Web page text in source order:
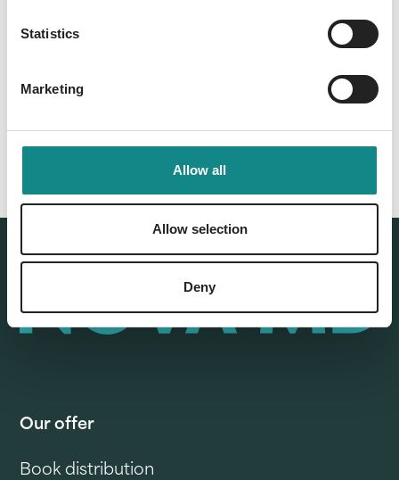
Statistics
Marketing
Allow all
Allow selection
Deny
Our offer
Book distribution